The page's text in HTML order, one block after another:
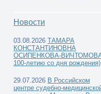
Государственные
медицинские экспертные
Новости
03.08.2026 ТАМАРА
КОНСТАНТИНОВНА
ОСИПЕНКОВА-
100-летию со дня рождения)
29.07.2026 В Российском
центре судебно-